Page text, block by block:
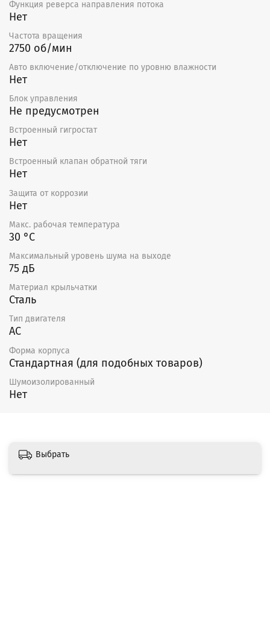
Функция реверса направления потока
Нет
Частота вращения
2750 об/мин
Авто включение/отключение по уровню влажности
Нет
Блок управления
Не предусмотрен
Встроенный гигростат
Нет
Встроенный клапан обратной тяги
Нет
Защита от коррозии
Нет
Макс. рабочая температура
30 °С
Максимальный уровень шума на выходе
75 дБ
Материал крыльчатки
Сталь
Тип двигателя
AC
Форма корпуса
Стандартная (для подобных товаров)
Шумоизолированный
Нет
Выбрать